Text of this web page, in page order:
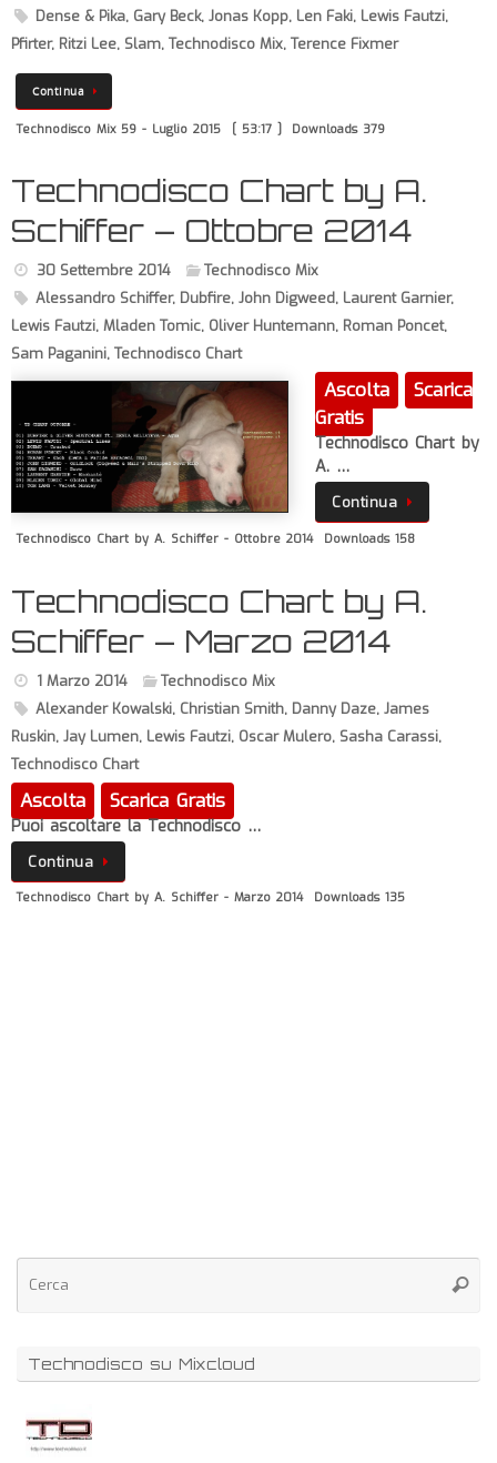
Dense & Pika, Gary Beck, Jonas Kopp, Len Faki, Lewis Fautzi,
Pfirter, Ritzi Lee, Slam, Technodisco Mix, Terence Fixmer
Continua
Technodisco Mix 59 - Luglio 2015 [ 53:17 ] Downloads 379
Technodisco Chart by A.
Schiffer – Ottobre 2014
30 Settembre 2014
Technodisco Mix
Alessandro Schiffer, Dubfire, John Digweed, Laurent Garnier,
Lewis Fautzi, Mladen Tomic, Oliver Huntemann, Roman Poncet,
Sam Paganini, Technodisco Chart
Ascolta
Scarica
Gratis
Technodisco Chart by
A. …
Continua
Technodisco Chart by A. Schiffer - Ottobre 2014 Downloads 158
Technodisco Chart by A.
Schiffer – Marzo 2014
1 Marzo 2014
Technodisco Mix
Alexander Kowalski, Christian Smith, Danny Daze, James
Ruskin, Jay Lumen, Lewis Fautzi, Oscar Mulero, Sasha Carassi,
Technodisco Chart
Ascolta Scarica Gratis
Puoi ascoltare la Technodisco …
Continua
Technodisco Chart by A. Schiffer - Marzo 2014 Downloads 135
Technodisco su Mixcloud